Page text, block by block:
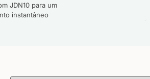
JDN10 para um
instantâneo